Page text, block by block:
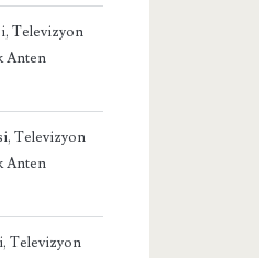
Televizyon
Anten
Televizyon
Anten
Televizyon